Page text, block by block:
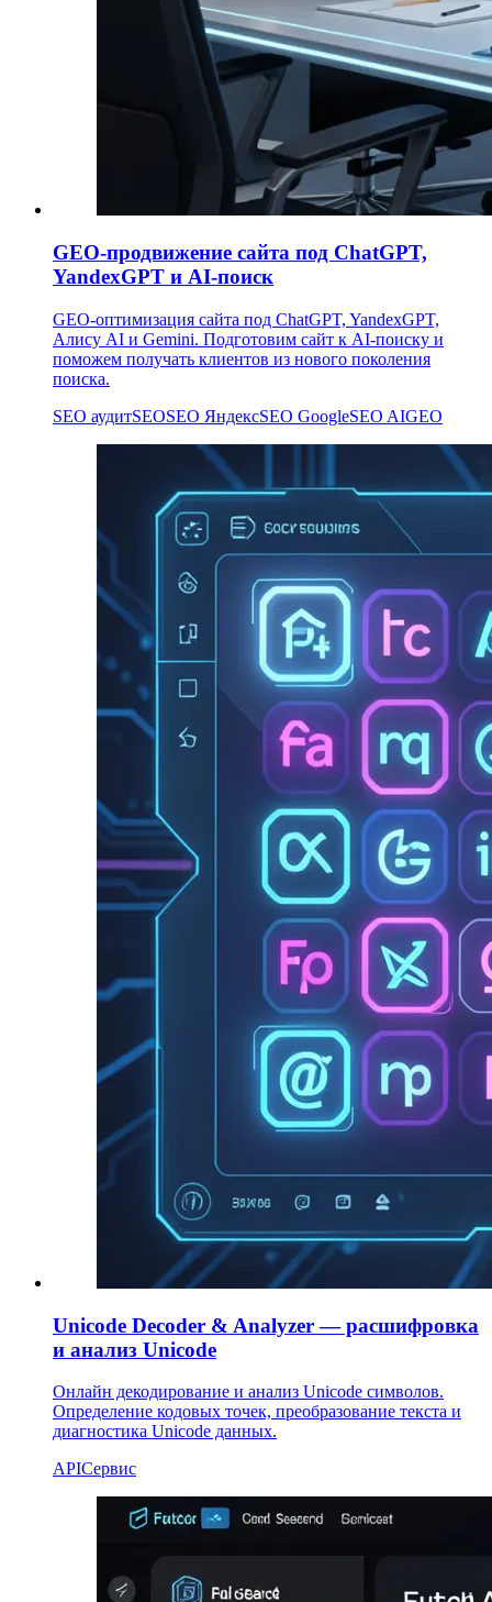
GEO-продвижение сайта под ChatGPT,
YandexGPT и AI-поиск
GEO-оптимизация сайта под ChatGPT, YandexGPT,
Алису AI и Gemini. Подготовим сайт к AI-поиску и
поможем получать клиентов из нового поколения
поиска.
SEO аудитSEOSEO ЯндексSEO GoogleSEO AIGEO
Unicode Decoder & Analyzer — расшифровка
и анализ Unicode
Онлайн декодирование и анализ Unicode символов.
Определение кодовых точек, преобразование текста и
диагностика Unicode данных.
APIСервис